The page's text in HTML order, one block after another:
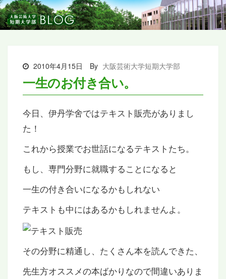
2010年4月15日 By 大阪芸術大学短期大学部
一生のお付き合い。
今日、伊丹学舍ではテキスト販売がありまし
た！
これから授業でお世話になるテキストたち。
もし、専門分野に就職することになると
一生の付き合いになるかもしれない
テキストも中にはあるかもしれませんよ。
その分野に精通し、たくさん本を読んできた、
先生方オススメの本ばかりなので間違いありま